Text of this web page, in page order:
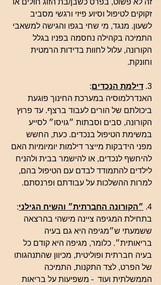
זה לא פשוט, בפרט כשבן/בת הזוג חולים או
זקוקים לטיפול וסיוע פיזי ורגשי מסביב
לשעון. מנגד, מי שחי בגפו והגישה למשאבי
התמיכה בקהילה נחסמה בפניו בגלל
הקורונה, עלול לחוות בדידות הרמטית
וחונקת.
3. דילמת הנכדים:
האנדרלמוסיה במערכת החינוך פוגעת
ביכולתם של הורים לעבוד ברצף. עד פרוץ
הקורונה, סבים וסבתות ״גויסו״ לסייע
במשימת הטיפול בנכדים. כעת, החשש
מפני הידבקות מייצר דילמות יומיומיות האם
להיחשף לנכדים, או להישמר בבית ולהניח
לילדים להתמודד לבדם עם הטיפול בהם,
למרות ההשלכות על עבודתם ופרנסתם.
4. ״הקורונה החברתית״ והשיח הגילני:
בתחילת המגיפה ציינה מישהי בהרצאה
ששמעתי ש״מגיפה היא גם בעיה
בריאותית״. כלומר, מגיפה היא קודם כל
בעיה חברתית ופוליטית, מכיוון שהתנהגותו
של הפרט, לצד התקנות, התמיכה
הממשלתית ועוד  - משפיעות על בריאות